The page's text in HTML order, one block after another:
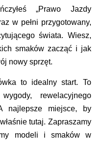
„Prawo Jazdy
w pełni przygotowany,
świata. Wiesz,
smaków zacząć i jak
nowy sprzęt.
to idealny start. To
rewelacyjnego
najlepsze miejsce, by
tutaj. Zapraszamy
modeli i smaków w